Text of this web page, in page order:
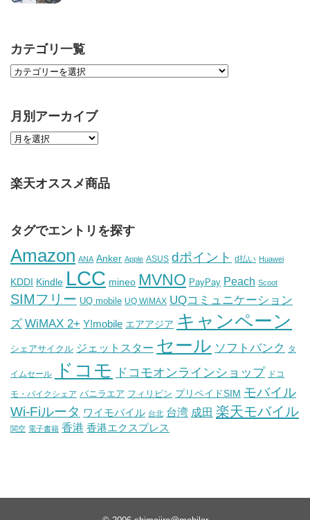
カテゴリ一覧
月別アーカイブ
楽天オススメ商品
タグでエントリを探す
Amazon ANA Anker Apple ASUS dポイント d払い Huawei
KDDI Kindle LCC mineo MVNO PayPay Peach Scoot
SIMフリー UQ mobile UQ WiMAX UQコミュニケーション
ズ WiMAX 2+ Y!mobile エアアジア キャンペーン
シェアサイクル ジェットスター セール ソフトバンク タ
イムセール ドコモ ドコモオンラインショップ ドコ
モ・バイクシェア バニラエア フィリピン プリペイドSIM モバイル
Wi-Fiルータ ワイモバイル 台北 台湾 成田 楽天モバイル
関空 電子書籍 香港 香港エクスプレス